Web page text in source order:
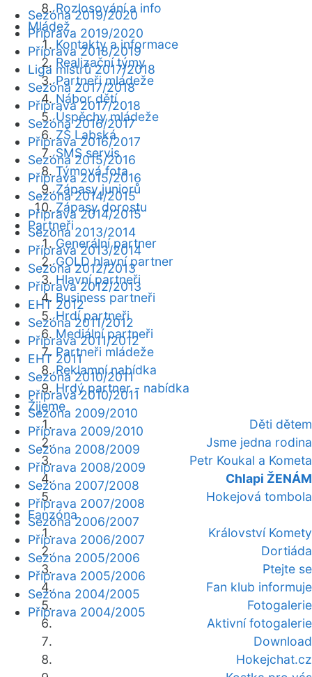
Rozlosování a info
Mládež
Kontakty a informace
Realizační týmy
Partneři mládeže
Nábor dětí
Úspěchy mládeže
ZŠ Labská
SMS servis
Týmová fota
Zápasy juniorů
Zápasy dorostu
Partneři
Generální partner
GOLD hlavní partner
Hlavní partneři
Business partneři
Hrdí partneři
Mediální partneři
Partneři mládeže
Reklamní nabídka
Hrdý partner - nabídka
Žijeme
Děti dětem
Jsme jedna rodina
Petr Koukal a Kometa
Chlapi ŽENÁM
Hokejová tombola
Fanzóna
Království Komety
Dortiáda
Ptejte se
Fan klub informuje
Fotogalerie
Aktivní fotogalerie
Download
Hokejchat.cz
Sezóna 2019/2020
Příprava 2019/2020
Příprava 2018/2019
Liga mistrů 2017/2018
Sezóna 2017/2018
Příprava 2017/2018
Sezóna 2016/2017
Příprava 2016/2017
Sezóna 2015/2016
Příprava 2015/2016
Sezóna 2014/2015
Příprava 2014/2015
Sezóna 2013/2014
Příprava 2013/2014
Sezóna 2012/2013
Příprava 2012/2013
EHT 2012
Sezóna 2011/2012
Příprava 2011/2012
EHT 2011
Sezóna 2010/2011
Příprava 2010/2011
Sezóna 2009/2010
Příprava 2009/2010
Sezóna 2008/2009
Příprava 2008/2009
Sezóna 2007/2008
Příprava 2007/2008
Sezóna 2006/2007
Příprava 2006/2007
Sezóna 2005/2006
Příprava 2005/2006
Sezóna 2004/2005
Příprava 2004/2005